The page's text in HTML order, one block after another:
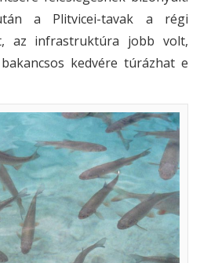
a Plitvicei-tavak a régi
az infrastruktúra jobb volt,
kedvére túrázhat e